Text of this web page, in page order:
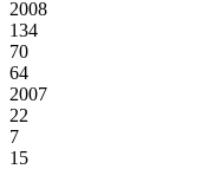
2008
134
70
64
2007
22
7
15